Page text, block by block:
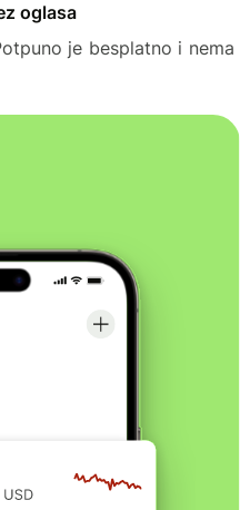
oglasa
je besplatno i nema